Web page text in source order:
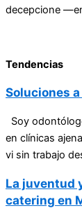
decepcione
Tendencias
Soluciones
Soy
en clínicas
vi sin trabajo
La juventud
catering en